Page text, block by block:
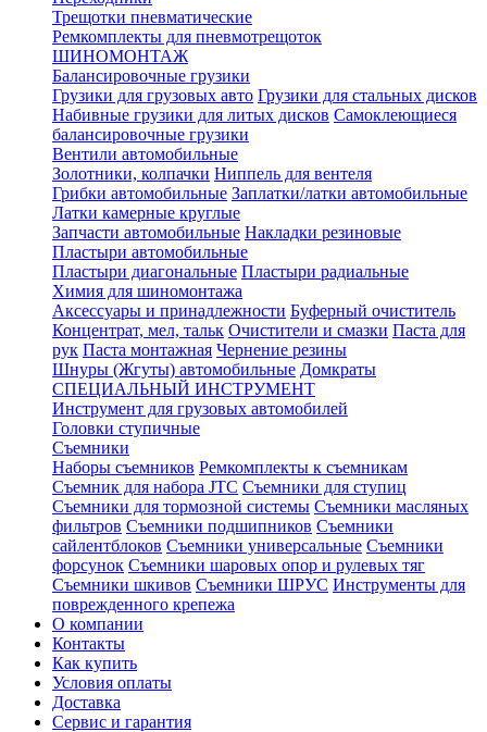
Трещотки пневматические
Ремкомплекты для пневмотрещоток
ШИНОМОНТАЖ
Балансировочные грузики
Грузики для грузовых авто Грузики для стальных дисков
Набивные грузики для литых дисков Самоклеющиеся
балансировочные грузики
Вентили автомобильные
Золотники, колпачки Ниппель для вентеля
Грибки автомобильные Заплатки/латки автомобильные
Латки камерные круглые
Запчасти автомобильные Накладки резиновые
Пластыри автомобильные
Пластыри диагональные Пластыри радиальные
Химия для шиномонтажа
Аксессуары и принадлежности Буферный очиститель
Концентрат, мел, тальк Очистители и смазки Паста для
рук Паста монтажная Чернение резины
Шнуры (Жгуты) автомобильные Домкраты
СПЕЦИАЛЬНЫЙ ИНСТРУМЕНТ
Инструмент для грузовых автомобилей
Головки ступичные
Съемники
Наборы съемников Ремкомплекты к съемникам
Съемник для набора JTC Съемники для ступиц
Съемники для тормозной системы Съемники масляных
фильтров Съемники подшипников Съемники
сайлентблоков Съемники универсальные Съемники
форсунок Съемники шаровых опор и рулевых тяг
Съемники шкивов Съемники ШРУС Инструменты для
поврежденного крепежа
О компании
Контакты
Как купить
Условия оплаты
Доставка
Сервис и гарантия